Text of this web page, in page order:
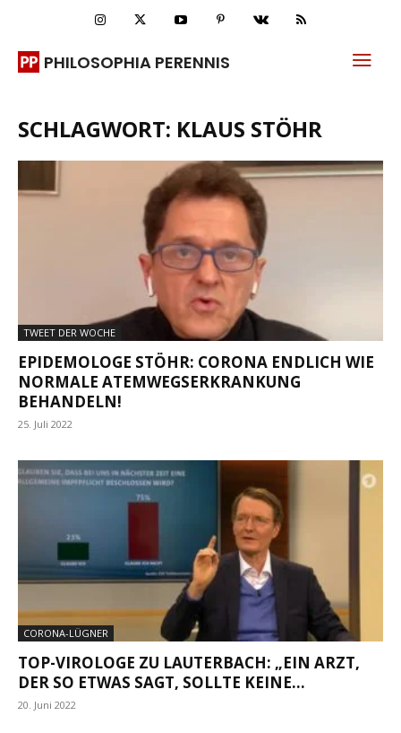
PHILOSOPHIA PERENNIS
SCHLAGWORT: KLAUS STÖHR
TWEET DER WOCHE
EPIDEMOLOGE STÖHR: CORONA ENDLICH WIE
NORMALE ATEMWEGSERKRANKUNG
BEHANDELN!
25. Juli 2022
CORONA-LÜGNER
TOP-VIROLOGE ZU LAUTERBACH: „EIN ARZT,
DER SO ETWAS SAGT, SOLLTE KEINE...
20. Juni 2022